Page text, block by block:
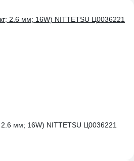
2.6 мм; 16W) NITTETSU Ц0036221